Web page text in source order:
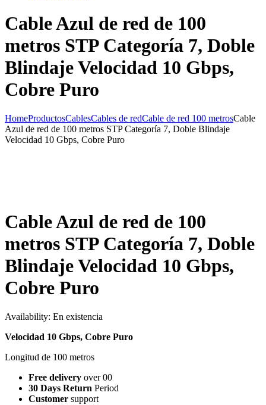
Cable Azul de red de 100
metros STP Categoría 7, Doble
Blindaje Velocidad 10 Gbps,
Cobre Puro
HomeProductosCablesCables de redCable de red 100 metrosCable
Azul de red de 100 metros STP Categoría 7, Doble Blindaje
Velocidad 10 Gbps, Cobre Puro
Cable Azul de red de 100
metros STP Categoría 7, Doble
Blindaje Velocidad 10 Gbps,
Cobre Puro
Availability: En existencia
Velocidad 10 Gbps, Cobre Puro
Longitud de 100 metros
Free delivery over 00
30 Days Return Period
Customer support